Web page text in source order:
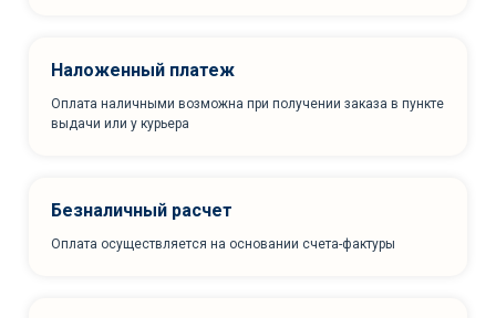
Наложенный платеж
Оплата наличными возможна при получении заказа в пункте
выдачи или у курьера
Безналичный расчет
Оплата осуществляется на основании счета-фактуры